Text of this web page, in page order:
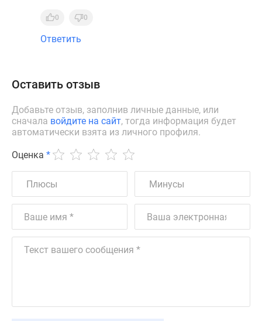
0 0
Ответить
Оставить отзыв
Добавьте отзыв, заполнив личные данные, или
сначала войдите на сайт, тогда информация будет
автоматически взята из личного профиля.
Оценка *